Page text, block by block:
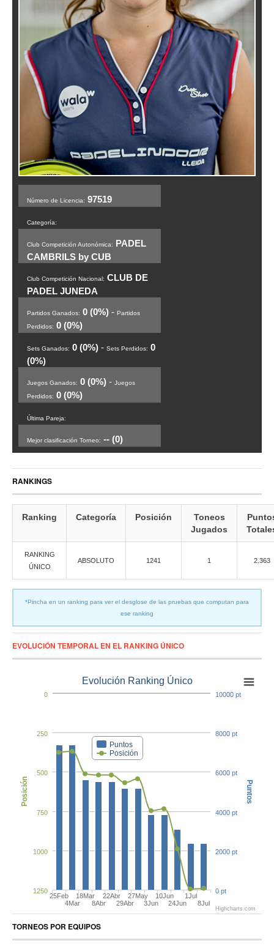
Número de Licencia: 97519
Categoría:
Club Competición Autonómica: PADEL
CAMBRILS by CUB
Club Competición Nacional: CLUB DE
PADEL JUNEDA
Partidos Ganados: 0 (0%) - Partidos
Perdidos: 0 (0%)
Sets Ganados: 0 (0%) - Sets Perdidos: 0
(0%)
Juegos Ganados: 0 (0%) - Juegos
Perdidos: 0 (0%)
Última Pareja:
Mejor clasificación Torneo: -- (0)
RANKINGS
Ranking Categoría Posición
Toneos
Jugados
RANKING
ÚNICO
ABSOLUTO 1241 1 2.363
*Pincha en un ranking para ver el desglose de las pruebas que computan para
ese ranking
EVOLUCIÓN TEMPORAL EN EL RANKING ÚNICO
Posición Puntos
Evolución Ranking Único
Puntos
Posición
25Feb
4Mar
18Mar
8Abr
22Abr
29Abr
27May
3Jun
10Jun
24Jun
1Jul
8Jul
0
250
500
750
1000
1250 0 pt
2000 pt
4000 pt
6000 pt
8000 pt
10000 pt
Highcharts.com
TORNEOS POR EQUIPOS